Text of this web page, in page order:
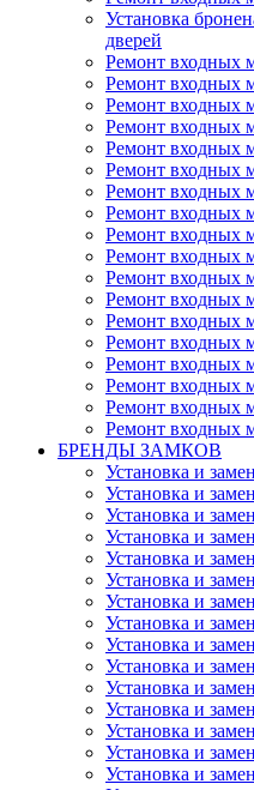
Установка
дверей
Ремонт входных
Ремонт входных
Ремонт входных
Ремонт входных
Ремонт входных
Ремонт входных
Ремонт входных
Ремонт входных
Ремонт входных
Ремонт входных
Ремонт входных
Ремонт входных
Ремонт входных
Ремонт входных
Ремонт входных
Ремонт входных
Ремонт входных
Ремонт входных
БРЕНДЫ ЗАМКОВ
Установка и
Установка и
Установка и
Установка и
Установка и
Установка и
Установка и
Установка и
Установка и
Установка и
Установка и
Установка и
Установка и
Установка и
Установка и